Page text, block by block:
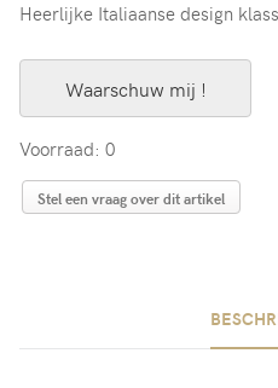
Heerlijke Italiaanse design
Waarschuw mij !
Voorraad: 0
Stel een vraag over dit artikel